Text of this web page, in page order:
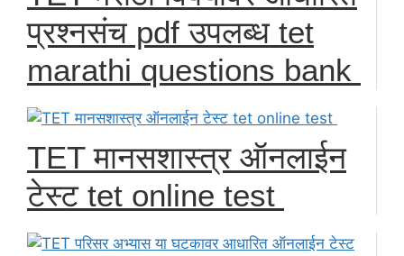
प्रश्नसंच pdf उपलब्ध tet
marathi questions bank
TET मानसशास्त्र ऑनलाईन
टेस्ट tet online test